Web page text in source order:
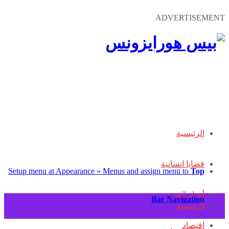
ADVERTISEMENT
الرئيسية
قضايا انسانية
أخبار الفن
اقتصاد
Setup menu at Appearance » Menus and assign menu to Top
Bar Navigation
الرئيسية